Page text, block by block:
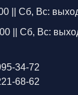
|| Сб, Вс:
|| Сб, Вс:
34-72
68-62